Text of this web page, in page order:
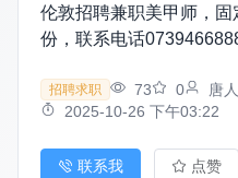
伦敦招聘兼职美甲师，
份，联系电话
招聘求职 73 0
唐
2025-10-26 下午03:22
联系我 点赞